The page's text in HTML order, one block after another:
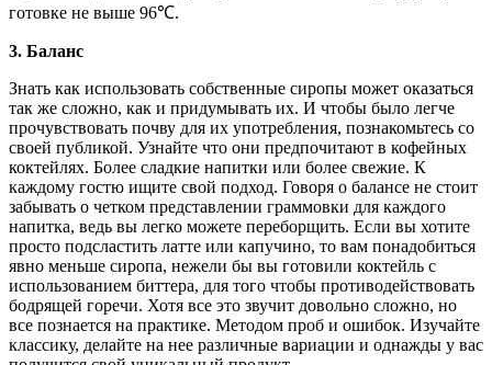
готовке не выше 96℃.
3. Баланс
Знать как использовать собственные сиропы может оказаться
так же сложно, как и придумывать их. И чтобы было легче
прочувствовать почву для их употребления, познакомьтесь со
своей публикой. Узнайте что они предпочитают в кофейных
коктейлях. Более сладкие напитки или более свежие. К
каждому гостю ищите свой подход. Говоря о балансе не стоит
забывать о четком представлении граммовки для каждого
напитка, ведь вы легко можете переборщить. Если вы хотите
просто подсластить латте или капучино, то вам понадобиться
явно меньше сиропа, нежели бы вы готовили коктейль с
использованием биттера, для того чтобы противодействовать
бодрящей горечи. Хотя все это звучит довольно сложно, но
все познается на практике. Методом проб и ошибок. Изучайте
классику, делайте на нее различные вариации и однажды у вас